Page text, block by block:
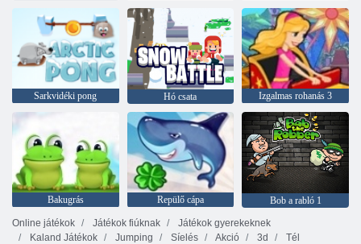
Sarkvidéki pong Hó csata Izgalmas rohanás 3
Bakugrás Repülő cápa
Bob a rabló 1
Online játékok
Játékok fiúknak
Játékok gyerekeknek
Kaland Játékok
Jumping Síelés Akció 3d
Tél